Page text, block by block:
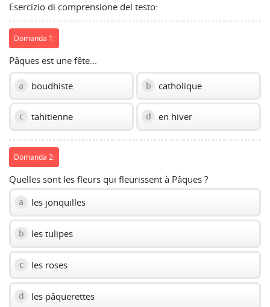
Esercizio di comprensione del testo:
Domanda 1:
Pâques est une fête...
a boudhiste b catholique
c tahitienne d en hiver
Domanda 2:
Quelles sont les fleurs qui fleurissent à Pâques ?
a les jonquilles
b les tulipes
c les roses
d les pâquerettes